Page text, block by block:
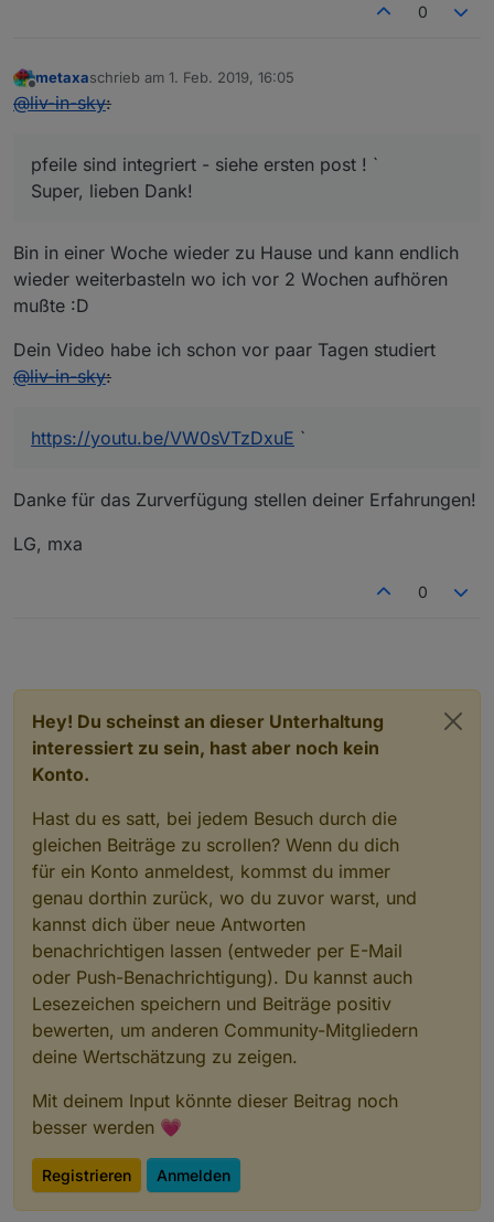
0
Offline
metaxaschrieb am 1. Feb. 2019, 16:05
zuletzt editiert von
@liv-in-sky:
pfeile sind integriert - siehe ersten post ! `
Super, lieben Dank!
Bin in einer Woche wieder zu Hause und kann endlich
wieder weiterbasteln wo ich vor 2 Wochen aufhören
mußte :D
Dein Video habe ich schon vor paar Tagen studiert
@liv-in-sky:
https://youtu.be/VW0sVTzDxuE `
Danke für das Zurverfügung stellen deiner Erfahrungen!
LG, mxa
0
Hey! Du scheinst an dieser Unterhaltung
interessiert zu sein, hast aber noch kein
Konto.
Hast du es satt, bei jedem Besuch durch die
gleichen Beiträge zu scrollen? Wenn du dich
für ein Konto anmeldest, kommst du immer
genau dorthin zurück, wo du zuvor warst, und
kannst dich über neue Antworten
benachrichtigen lassen (entweder per E-Mail
oder Push-Benachrichtigung). Du kannst auch
Lesezeichen speichern und Beiträge positiv
bewerten, um anderen Community-Mitgliedern
deine Wertschätzung zu zeigen.
Mit deinem Input könnte dieser Beitrag noch
besser werden 💗
Registrieren Anmelden